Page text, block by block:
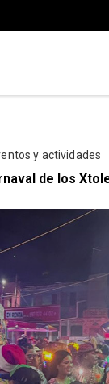
y actividades
de los